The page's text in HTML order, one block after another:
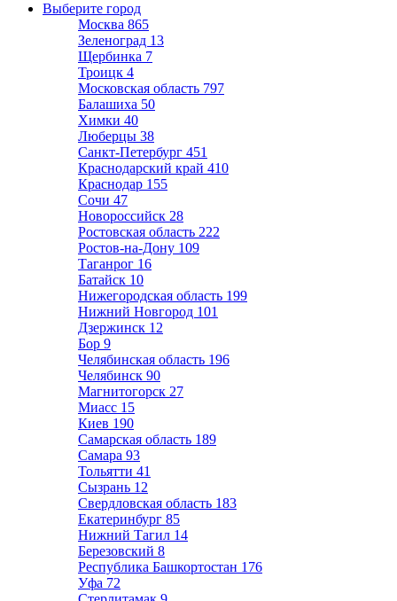
Выберите город
Москва 865
Зеленоград 13
Щербинка 7
Троицк 4
Московская область 797
Балашиха 50
Химки 40
Люберцы 38
Санкт-Петербург 451
Краснодарский край 410
Краснодар 155
Сочи 47
Новороссийск 28
Ростовская область 222
Ростов-на-Дону 109
Таганрог 16
Батайск 10
Нижегородская область 199
Нижний Новгород 101
Дзержинск 12
Бор 9
Челябинская область 196
Челябинск 90
Магнитогорск 27
Миасс 15
Киев 190
Самарская область 189
Самара 93
Тольятти 41
Сызрань 12
Свердловская область 183
Екатеринбург 85
Нижний Тагил 14
Березовский 8
Республика Башкортостан 176
Уфа 72